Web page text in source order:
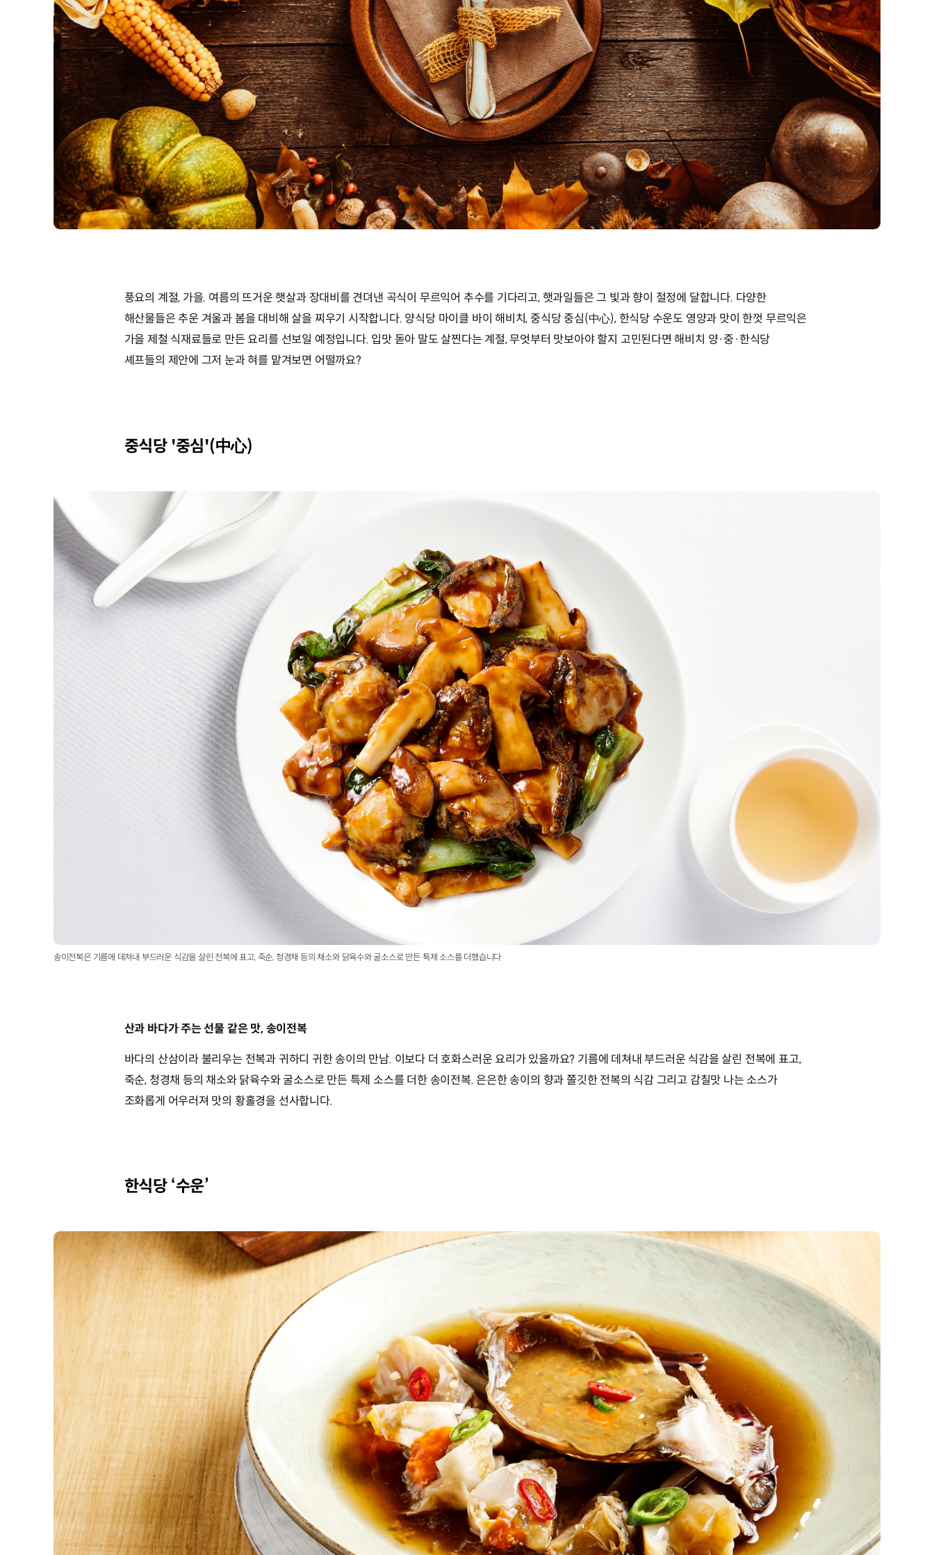
풍요의 계절, 가을. 여름의 뜨거운 햇살과 장대비를 견뎌낸 곡식이 무르익어 추수를 기다리고, 햇과일들은 그 빛과 향이 절정에 달합니다. 다양한
해산물들은 추운 겨울과 봄을 대비해 살을 찌우기 시작합니다. 양식당 마이클 바이 해비치, 중식당 중심(中心), 한식당 수운도 영양과 맛이 한껏 무르익은
가을 제철 식재료들로 만든 요리를 선보일 예정입니다. 입맛 돋아 말도 살찐다는 계절, 무엇부터 맛보아야 할지 고민된다면 해비치 양·중·한식당
셰프들의 제안에 그저 눈과 혀를 맡겨보면 어떨까요?
중식당 '중심'(中心)
송이전복은 기름에 데쳐내 부드러운 식감을 살린 전복에 표고, 죽순, 청경채 등의 채소와 닭육수와 굴소스로 만든 특제 소스를 더했습니다
산과 바다가 주는 선물 같은 맛, 송이전복
바다의 산삼이라 불리우는 전복과 귀하디 귀한 송이의 만남. 이보다 더 호화스러운 요리가 있을까요? 기름에 데쳐내 부드러운 식감을 살린 전복에 표고,
죽순, 청경채 등의 채소와 닭육수와 굴소스로 만든 특제 소스를 더한 송이전복. 은은한 송이의 향과 쫄깃한 전복의 식감 그리고 감칠맛 나는 소스가
조화롭게 어우러져 맛의 황홀경을 선사합니다.
한식당 ‘수운’